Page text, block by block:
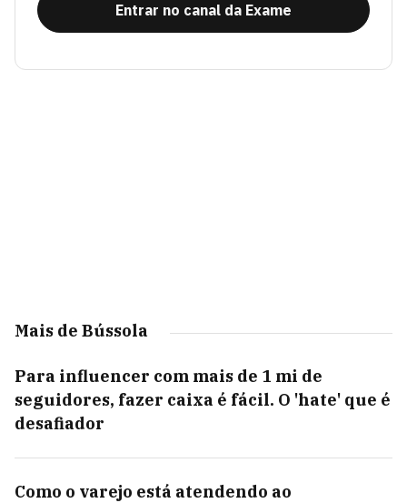
Entrar no canal da Exame
Mais de Bússola
Para influencer com mais de 1 mi de
seguidores, fazer caixa é fácil. O 'hate' que é
desafiador
Como o varejo está atendendo ao